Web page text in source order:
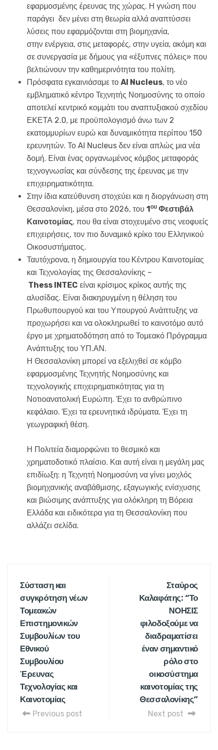
εφαρμοσμένης έρευνας της χώρας. Η γνώση που
παράγει δεν μένει στη θεωρία αλλά αναπτύσσει
λύσεις που εφαρμόζονται στη βιομηχανία,
στην ενέργεια, στις μεταφορές, στην υγεία, ακόμη και
σε συνεργασία με δήμους για «έξυπνες πόλεις» που
βελτιώνουν την καθημερινότητα του πολίτη.
Πρόσφατα εγκαινιάσαμε το AI Nucleus, το νέο
εμβληματικό κέντρο Τεχνητής Νοημοσύνης το οποίο
αποτελεί κεντρικό κομμάτι του αναπτυξιακού σχεδίου
ΕΚΕΤΑ 2.0, με προϋπολογισμό άνω των 2
εκατομμυρίων ευρώ και δυναμικότητα περίπου 150
ερευνητών. Το AI Nucleus δεν είναι απλώς μια νέα
δομή. Είναι ένας οργανωμένος κόμβος μεταφοράς
τεχνογνωσίας και σύνδεσης της έρευνας με την
επιχειρηματικότητα.
Στην ίδια κατεύθυνση στοχεύει και η διοργάνωση στη
Θεσσαλονίκη, μέσα στο 2026, του 1 ου Φεστιβάλ
Καινοτομίας, που θα είναι στοχευμένο στις νεοφυείς
επιχειρήσεις, τον πιο δυναμικό κρίκο του Ελληνικού
Οικοσυστήματος.
Ταυτόχρονα, η δημιουργία του Κέντρου Καινοτομίας
και Τεχνολογίας της Θεσσαλονίκης –
Thess INTEC είναι κρίσιμος κρίκος αυτής της
αλυσίδας. Είναι διακηρυγμένη η θέληση του
Πρωθυπουργού και του Υπουργού Ανάπτυξης να
προχωρήσει και να ολοκληρωθεί το καινοτόμο αυτό
έργο με χρηματοδότηση από το Τομεακό Πρόγραμμα
Ανάπτυξης του ΥΠ.ΑΝ.
Η Θεσσαλονίκη μπορεί να εξελιχθεί σε κόμβο
εφαρμοσμένης Τεχνητής Νοημοσύνης και
τεχνολογικής επιχειρηματικότητας για τη
Νοτιοανατολική Ευρώπη. Έχει το ανθρώπινο
κεφάλαιο. Έχει τα ερευνητικά ιδρύματα. Έχει τη
γεωγραφική θέση.
Η Πολιτεία διαμορφώνει το θεσμικό και
χρηματοδοτικό πλαίσιο. Και αυτή είναι η μεγάλη μας
επιδίωξη: η Τεχνητή Νοημοσύνη να γίνει μοχλός
βιομηχανικής αναβάθμισης, εξαγωγικής ενίσχυσης
και βιώσιμης ανάπτυξης για ολόκληρη τη Βόρεια
Ελλάδα και ειδικότερα για τη Θεσσαλονίκη που
αλλάζει σελίδα.
Σύσταση και
συγκρότηση νέων
Τομεακών
Επιστημονικών
Συμβουλίων του
Εθνικού
Συμβουλίου
Έρευνας
Τεχνολογίας και
Καινοτομίας
Previous post
Σταύρος
Καλαφάτης: “Το
ΝΟΗΣΙΣ
φιλοδοξούμε να
διαδραματίσει
έναν σημαντικό
ρόλο στο
οικοσύστημα
καινοτομίας της
Θεσσαλονίκης”
Next post